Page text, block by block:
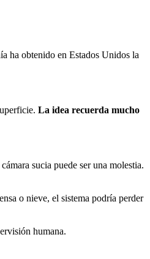
ha obtenido en Estados Unidos la
La idea recuerda mucho
sucia puede ser una molestia.
o nieve, el sistema podría perder
humana.